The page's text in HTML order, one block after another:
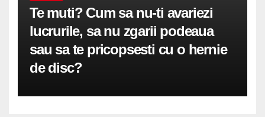
Te muti? Cum sa nu-ti avariezi
lucrurile, sa nu zgarii podeaua
sau sa te pricopsesti cu o hernie
de disc?